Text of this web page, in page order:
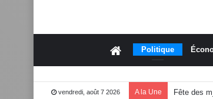
AccueilPolitique
vendredi, août 7 2026 A la Une Fête des